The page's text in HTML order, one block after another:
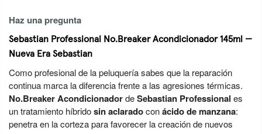
Haz una pregunta
Sebastian Professional No.Breaker Acondicionador 145ml —
Nueva Era Sebastian
Como profesional de la peluquería sabes que la reparación
continua marca la diferencia frente a las agresiones térmicas.
No.Breaker AcondicionadordeSebastian Professional es
un tratamiento híbridosin aclaradoconácido de manzana:
penetra en la corteza para favorecer la creación de nuevos